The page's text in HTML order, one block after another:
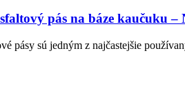
pás na báze kaučuku –
pásy sú jedným z najčastejšie